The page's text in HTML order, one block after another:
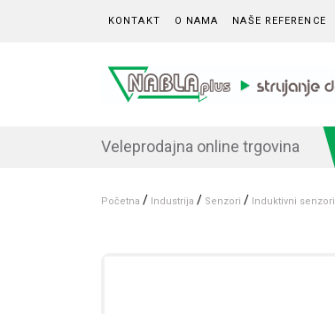
KONTAKT O NAMA NAŠE REFERENCE
Veleprodajna online trgovina
Početna / Industrija / Senzori / Induktivni senzori